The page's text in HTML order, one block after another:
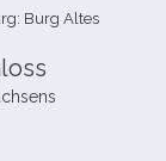
Burg Altes